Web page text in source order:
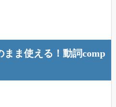
まま使える！動詞comp